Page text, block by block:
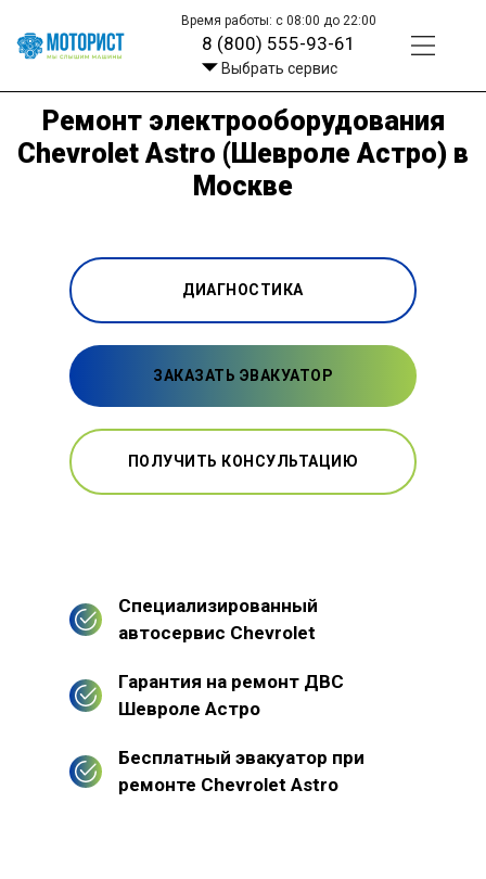
Время работы: с 08:00 до 22:00
8 (800) 555-93-61
Выбрать сервис
Ремонт электрооборудования
Chevrolet Astro (Шевроле Астро) в
Москве
ДИАГНОСТИКА
ЗАКАЗАТЬ ЭВАКУАТОР
ПОЛУЧИТЬ КОНСУЛЬТАЦИЮ
Специализированный
автосервис Chevrolet
Гарантия на ремонт ДВС
Шевроле Астро
Бесплатный эвакуатор при
ремонте Chevrolet Astro